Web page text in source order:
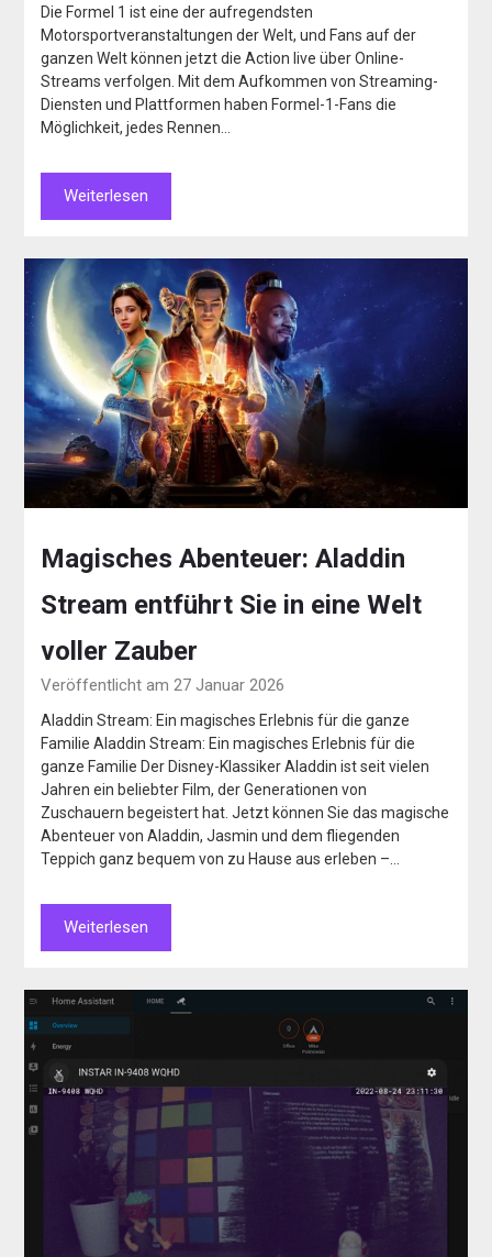
Die Formel 1 ist eine der aufregendsten
Motorsportveranstaltungen der Welt, und Fans auf der
ganzen Welt können jetzt die Action live über Online-
Streams verfolgen. Mit dem Aufkommen von Streaming-
Diensten und Plattformen haben Formel-1-Fans die
Möglichkeit, jedes Rennen…
Weiterlesen
Magisches Abenteuer: Aladdin
Stream entführt Sie in eine Welt
voller Zauber
Veröffentlicht am 27 Januar 2026
Aladdin Stream: Ein magisches Erlebnis für die ganze
Familie Aladdin Stream: Ein magisches Erlebnis für die
ganze Familie Der Disney-Klassiker Aladdin ist seit vielen
Jahren ein beliebter Film, der Generationen von
Zuschauern begeistert hat. Jetzt können Sie das magische
Abenteuer von Aladdin, Jasmin und dem fliegenden
Teppich ganz bequem von zu Hause aus erleben –…
Weiterlesen